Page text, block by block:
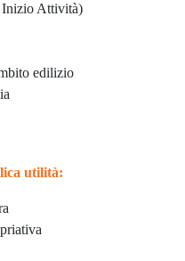
Inizio Attività)
edilizio
utilità: